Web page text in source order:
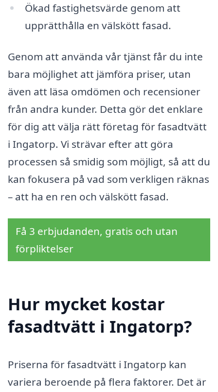
Ökad fastighetsvärde genom att
upprätthålla en välskött fasad.
Genom att använda vår tjänst får du inte
bara möjlighet att jämföra priser, utan
även att läsa omdömen och recensioner
från andra kunder. Detta gör det enklare
för dig att välja rätt företag för fasadtvätt
i Ingatorp. Vi strävar efter att göra
processen så smidig som möjligt, så att du
kan fokusera på vad som verkligen räknas
– att ha en ren och välskött fasad.
Få 3 erbjudanden, gratis och utan
förpliktelser
Hur mycket kostar
fasadtvätt i Ingatorp?
Priserna för fasadtvätt i Ingatorp kan
variera beroende på flera faktorer. Det är